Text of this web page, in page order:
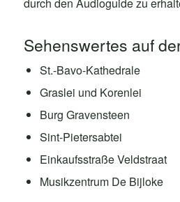
Sehenswertes auf
St.-Bavo-Kathedrale
Graslei und Korenlei
Burg Gravensteen
Sint-Pietersabtei
Einkaufsstraße Veldstraat
Musikzentrum De Bijloke